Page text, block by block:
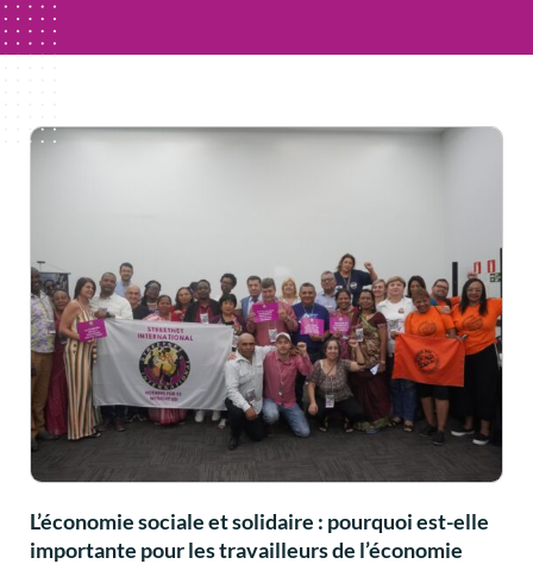
L’économie sociale et solidaire : pourquoi est-elle
importante pour les travailleurs de l’économie